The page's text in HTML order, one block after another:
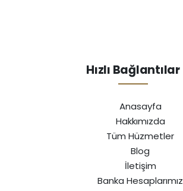
Hızlı Bağlantılar
Anasayfa
Hakkımızda
Tüm Hüzmetler
Blog
İletişim
Banka Hesaplarımız